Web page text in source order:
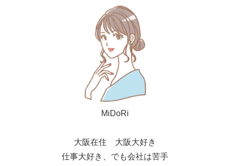
MiDoRi
大阪在住 大阪大好き
仕事大好き、でも会社は苦手